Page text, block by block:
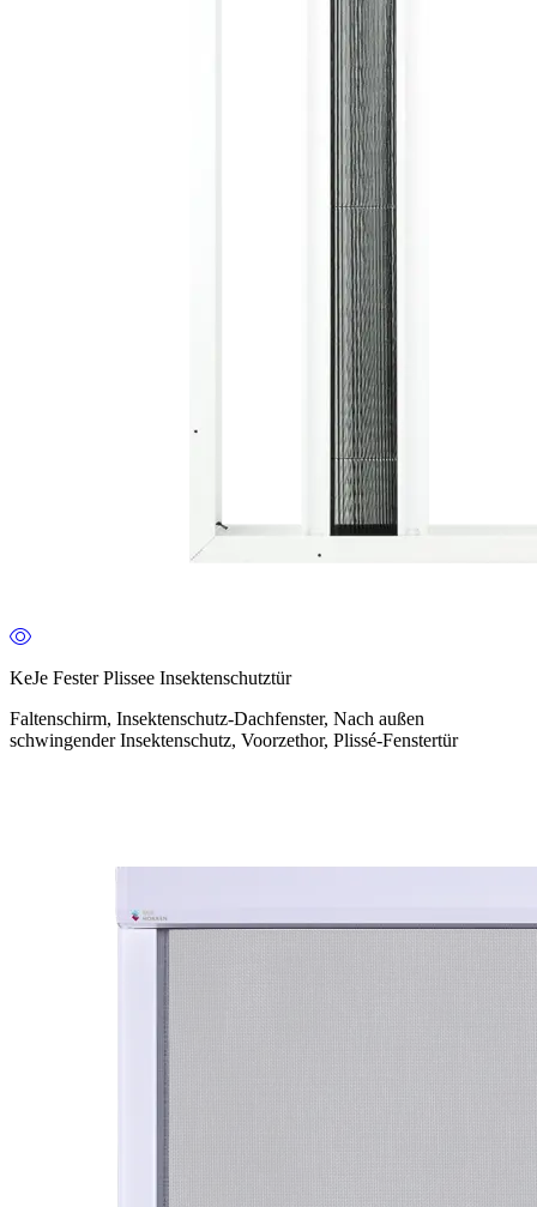
KeJe Fester Plissee Insektenschutztür
Faltenschirm, Insektenschutz-Dachfenster, Nach außen
schwingender Insektenschutz, Voorzethor, Plissé-Fenstertür